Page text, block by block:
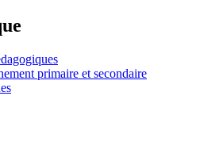
primaire et secondaire